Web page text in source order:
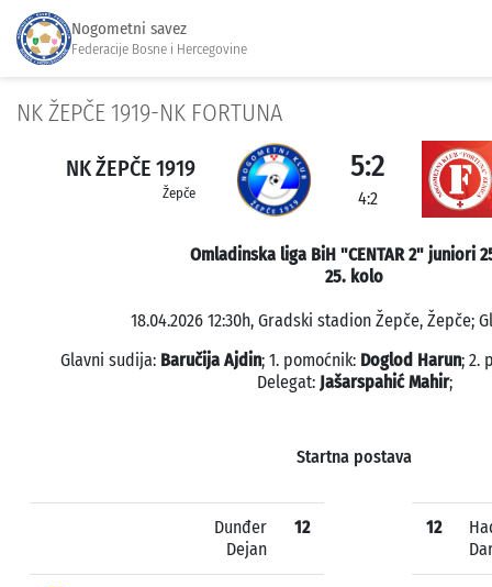
Nogometni savez
Federacije Bosne i Hercegovine
NK ŽEPČE 1919-NK FORTUNA
NK ŽEPČE 1919
Žepče
5:2
4:2
Omladinska liga BiH "CENTAR 2" juniori
25. kolo
18.04.2026 12:30h, Gradski stadion Žepče, Žepče;
Glavni sudija: Baručija Ajdin; 1. pomoćnik: Doglod Harun; 2.
Delegat: Jašarspahić Mahir;
Startna postava
Dunđer
Dejan
12 12